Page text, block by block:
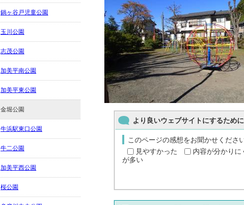
より良いウェブサイトにするため
このページの感想をお聞かせくださ
見やすかった
内容が分かりに
が多い
鍋ヶ谷戸児童公園
玉川公園
志茂公園
加美平南公園
加美平東公園
金堀公園
牛浜駅東口公園
牛二公園
加美平西公園
桜公園